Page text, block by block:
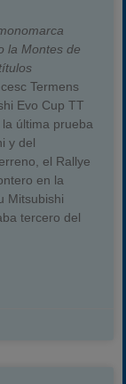
la Montes de
Termens
Evo Cup TT
última prueba
y del
el Rallye
en la
Mitsubishi
tercero del